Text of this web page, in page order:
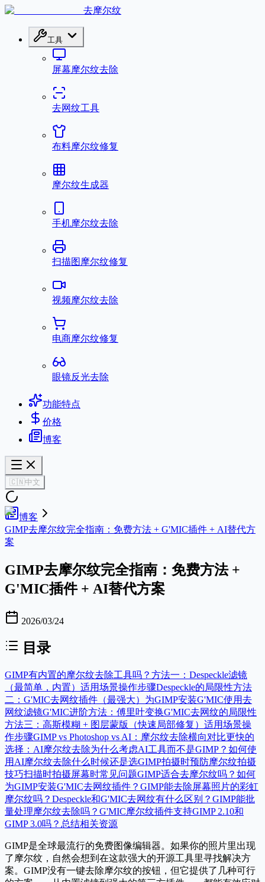
去摩尔纹
工具
屏幕摩尔纹去除
去网纹工具
布料摩尔纹修复
摩尔纹生成器
手机摩尔纹去除
扫描图摩尔纹修复
视频摩尔纹去除
电商摩尔纹修复
眼镜反光去除
功能特点
价格
博客
🇨🇳中文
博客
GIMP去摩尔纹完全指南：免费方法 + G'MIC插件 + AI替代方
案
GIMP去摩尔纹完全指南：免费方法 +
G'MIC插件 + AI替代方案
2026/03/24
目录
GIMP有内置的摩尔纹去除工具吗？ 方法一：Despeckle滤镜
（最简单，内置） 适用场景操作步骤Despeckle的局限性方法
二：G'MIC去网纹插件（最强大） 为GIMP安装G'MIC使用去
网纹滤镜G'MIC进阶方法：傅里叶变换G'MIC去网纹的局限性
方法三：高斯模糊 + 图层蒙版（快速局部修复） 适用场景操
作步骤GIMP vs Photoshop vs AI：摩尔纹去除横向对比更快的
选择：AI摩尔纹去除为什么考虑AI工具而不是GIMP？ 如何使
用AI摩尔纹去除什么时候还是选GIMP拍摄时预防摩尔纹拍摄
技巧扫描时拍摄屏幕时常见问题GIMP适合去摩尔纹吗？ 如何
为GIMP安装G'MIC去网纹插件？ GIMP能去除屏幕照片的彩虹
摩尔纹吗？ Despeckle和G'MIC去网纹有什么区别？ GIMP能批
量处理摩尔纹去除吗？ G'MIC摩尔纹插件支持GIMP 2.10和
GIMP 3.0吗？ 总结相关资源
GIMP是全球最流行的免费图像编辑器。如果你的照片里出现
了摩尔纹，自然会想到在这款强大的开源工具里寻找解决方
案。GIMP没有一键去除摩尔纹的按钮，但它提供了几种可行